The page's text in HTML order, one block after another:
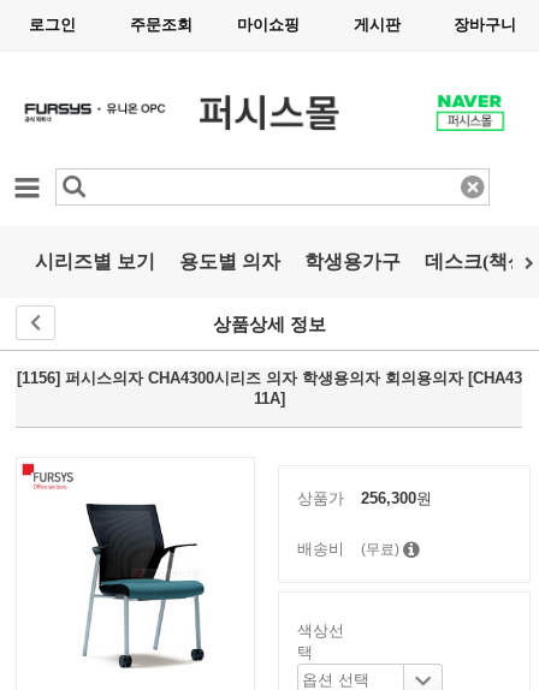
로그인 주문조회 마이쇼핑 게시판 장바구니
카테고리
시리즈별 보기 용도별 의자 학생용가구 데스크(책상)
상품상세 정보
[1156] 퍼시스의자 CHA4300시리즈 의자 학생용의자 회의용의자 [CHA43
11A]
상품가 256,300원
배송비 (무료)
색상선
택